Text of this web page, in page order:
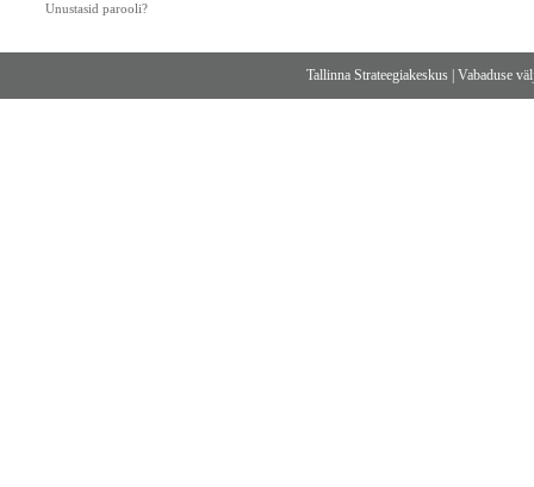
Unustasid parooli?
Tallinna Strateegiakeskus |Vabaduse